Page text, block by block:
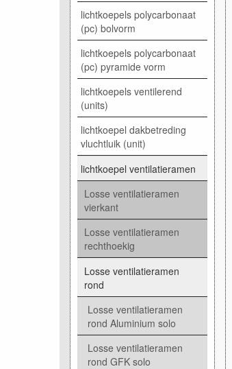
lichtkoepels polycarbonaat
(pc) bolvorm
lichtkoepels polycarbonaat
(pc) pyramide vorm
lichtkoepels ventilerend
(units)
lichtkoepel dakbetreding
vluchtluik (unit)
lichtkoepel ventilatieramen
Losse ventilatieramen
vierkant
Losse ventilatieramen
rechthoekig
Losse ventilatieramen
rond
Losse ventilatieramen
rond Aluminium solo
Losse ventilatieramen
rond GFK solo